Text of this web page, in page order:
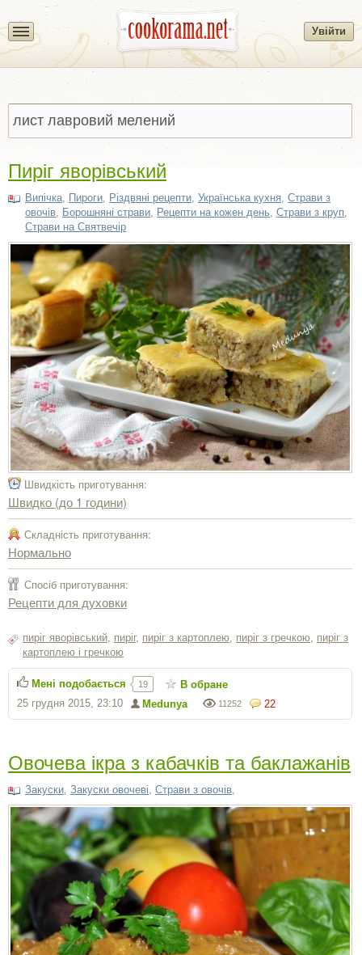
Увійти
Пиріг яворівський
Випічка, Пироги, Різдвяні рецепти, Українська кухня, Страви з
овочів, Борошняні страви, Рецепти на кожен день, Страви з круп,
Страви на Святвечір
Швидкість приготування:
Швидко (до 1 години)
Складність приготування:
Нормально
Спосіб приготування:
Рецепти для духовки
пиріг яворівський пиріг, пиріг з картоплею пиріг з гречкою пиріг з
картоплею і гречкою
22
11252
Medunya
25 грудня 2015, 23:10
Мені подобається 19 В обране
Овочева ікра з кабачків та баклажанів
Закуски Закуски овочеві Страви з овочів